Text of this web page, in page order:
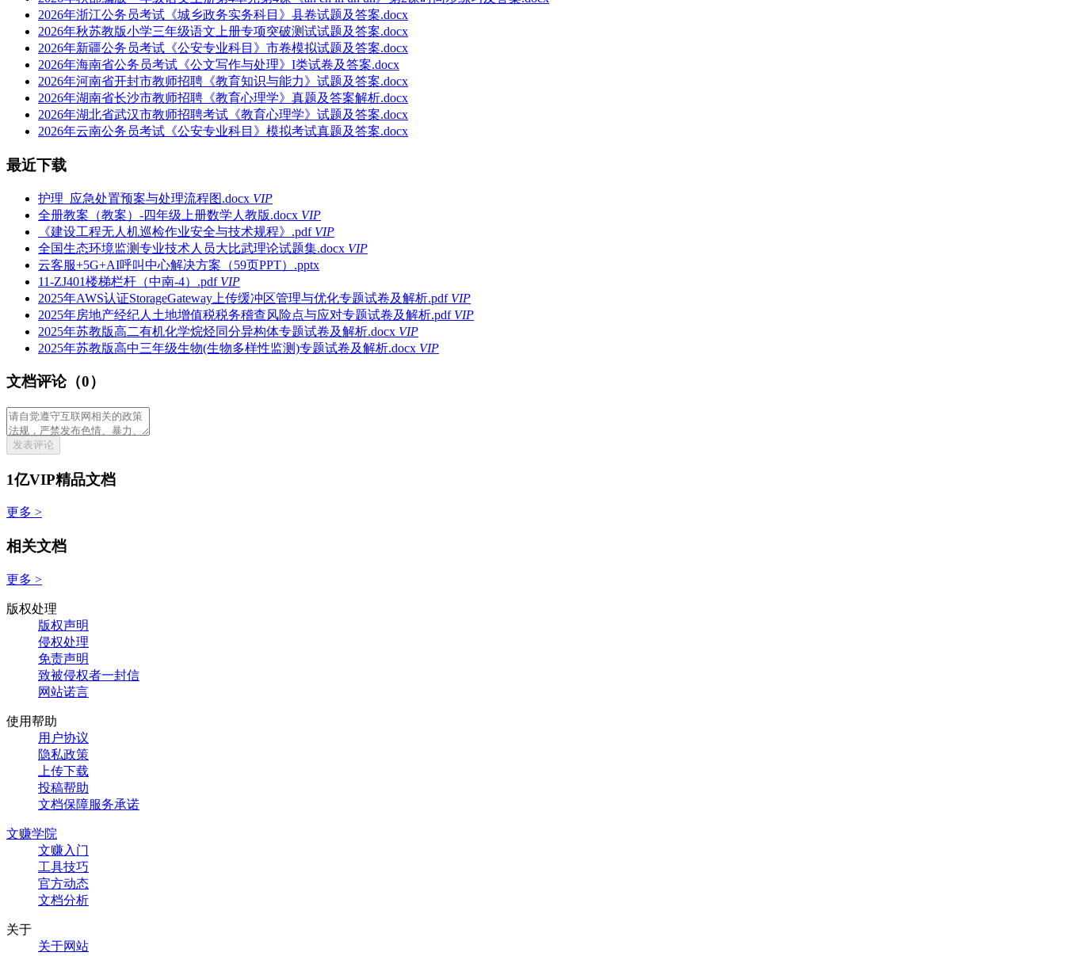
2026年浙江公务员考试《城乡政务实务科目》县卷试题及答案.docx
2026年秋苏教版小学三年级语文上册专项突破测试试题及答案.docx
2026年新疆公务员考试《公安专业科目》市卷模拟试题及答案.docx
2026年海南省公务员考试《公文写作与处理》I类试卷及答案.docx
2026年河南省开封市教师招聘《教育知识与能力》试题及答案.docx
2026年湖南省长沙市教师招聘《教育心理学》真题及答案解析.docx
2026年湖北省武汉市教师招聘考试《教育心理学》试题及答案.docx
2026年云南公务员考试《公安专业科目》模拟考试真题及答案.docx
最近下载
护理_应急处置预案与处理流程图.docx VIP
全册教案（教案）-四年级上册数学人教版.docx VIP
《建设工程无人机巡检作业安全与技术规程》.pdf VIP
全国生态环境监测专业技术人员大比武理论试题集.docx VIP
云客服+5G+AI呼叫中心解决方案（59页PPT）.pptx
11-ZJ401楼梯栏杆（中南-4）.pdf VIP
2025年AWS认证StorageGateway上传缓冲区管理与优化专题试卷及解析.pdf VIP
2025年房地产经纪人土地增值税税务稽查风险点与应对专题试卷及解析.pdf VIP
2025年苏教版高二有机化学烷烃同分异构体专题试卷及解析.docx VIP
2025年苏教版高中三年级生物(生物多样性监测)专题试卷及解析.docx VIP
文档评论（0）
发表评论
1亿VIP精品文档
更多 >
相关文档
更多 >
版权处理
版权声明
侵权处理
免责声明
致被侵权者一封信
网站诺言
使用帮助
用户协议
隐私政策
上传下载
投稿帮助
文档保障服务承诺
文赚学院
文赚入门
工具技巧
官方动态
文档分析
关于
关于网站